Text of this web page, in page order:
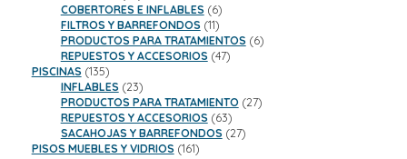
productos
COBERTORES E INFLABLES 66
productos
FILTROS Y BARREFONDOS 1111
productos
PRODUCTOS PARA TRATAMIENTOS 66
REPUESTOS Y ACCESORIOS 4747
PISCINAS 135135
productos
INFLABLES 2323
productos
PRODUCTOS PARA TRATAMIENTO 2727
REPUESTOS Y ACCESORIOS 6363
productos
SACAHOJAS Y BARREFONDOS 2727
PISOS MUEBLES Y VIDRIOS 161161